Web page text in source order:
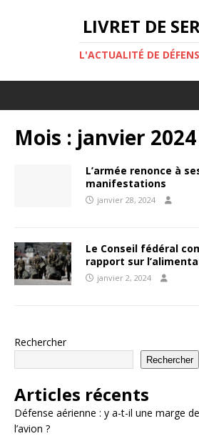
LIVRET DE
L'ACTUALITÉ DE
Mois : janvier 2024
L’armée renonce à
manifestations
janvier 28, 2024
Le Conseil fédéral
rapport sur
janvier 2, 2024
Rechercher
Rechercher
Articles récents
Défense aérienne : y a-t-il une marge
l’avion ?